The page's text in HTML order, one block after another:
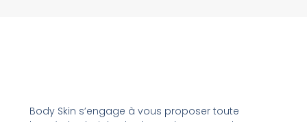
Body Skin s’engage à vous proposer toute